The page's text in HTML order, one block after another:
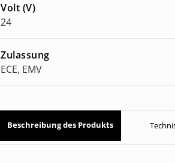
Volt (V)
24
Zulassung
ECE, EMV
Beschreibung des Produkts